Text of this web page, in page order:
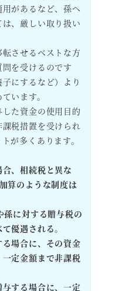
があるなど、孫へ
、厳しい取り扱い
させるベストな方
を受けるのです
にするなど）より
います。
た資金の使用目的
税措置を受けられ
が多くあります。
、相続税と異な
算のような制度は
孫に対する贈与税の
優遇される。
る場合に、その資金
定金額まで非課税
与する場合に、一定